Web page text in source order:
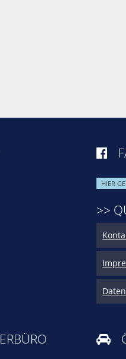

HIER
>>
